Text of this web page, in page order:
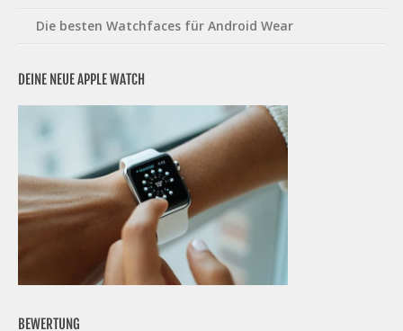
Die besten Watchfaces für Android Wear
DEINE NEUE APPLE WATCH
BEWERTUNG